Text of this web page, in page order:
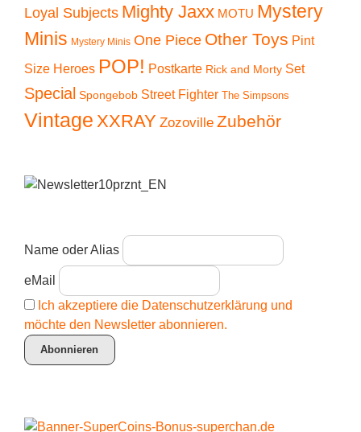
Loyal Subjects Mighty Jaxx MOTU Mystery
Minis Mystery Minis One Piece Other Toys Pint
Size Heroes POP! Postkarte Rick and Morty Set
Special Spongebob Street Fighter The Simpsons
Vintage XXRAY Zozoville Zubehör
Name oder Alias
eMail
Ich akzeptiere die Datenschutzerklärung und
möchte den Newsletter abonnieren.